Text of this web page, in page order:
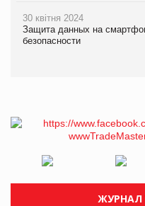
30 квітня 2024
Защита данных на
безопасности
ЖУРНАЛ